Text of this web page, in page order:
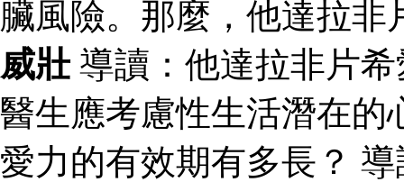
臟風險。那麼，他達拉
威壯導讀：他達拉非片
醫生應考慮性生活潛在的
愛力的有效期有多長？